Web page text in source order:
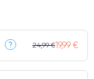
? 24,99 €19,99 €